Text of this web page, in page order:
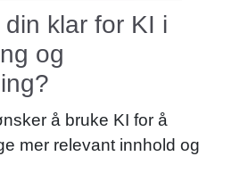
klar for KI i
og
å bruke KI for å
mer relevant innhold og